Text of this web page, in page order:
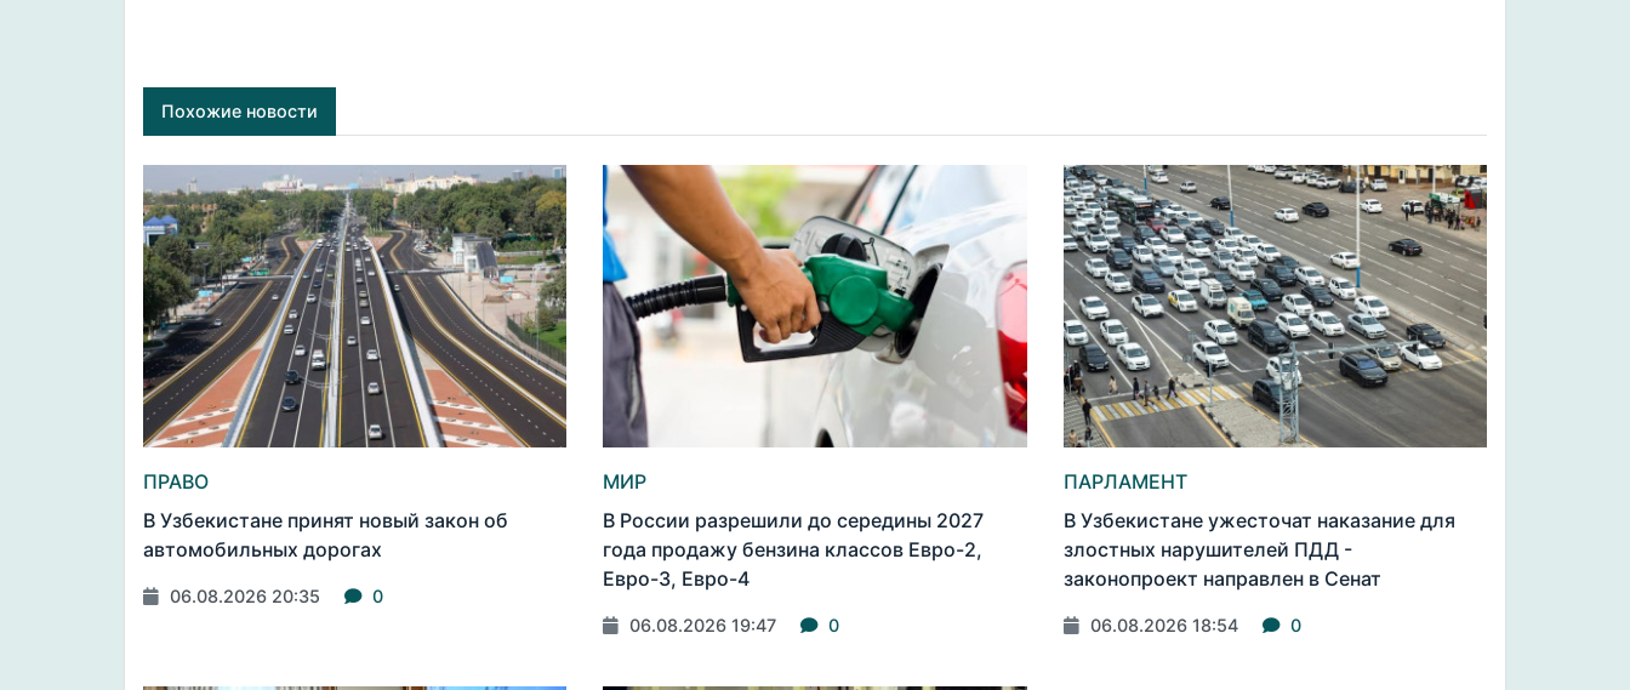
Похожие новости
ПРАВО
В Узбекистане принят новый закон об
автомобильных дорогах
06.08.2026 20:35 0
МИР
В России разрешили до середины 2027
года продажу бензина классов Евро-2,
Евро-3, Евро-4
06.08.2026 19:47 0
ПАРЛАМЕНТ
В Узбекистане ужесточат наказание для
злостных нарушителей ПДД -
законопроект направлен в Сенат
06.08.2026 18:54 0